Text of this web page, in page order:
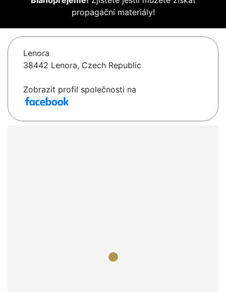
propagační materiály!
Lenora
38442 Lenora, Czech Republic
Zobrazit profil společnosti na